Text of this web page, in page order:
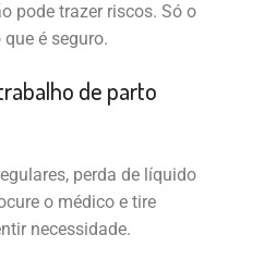
pode trazer riscos. Só o
é seguro.
de parto
perda de líquido
o médico e tire
necessidade.